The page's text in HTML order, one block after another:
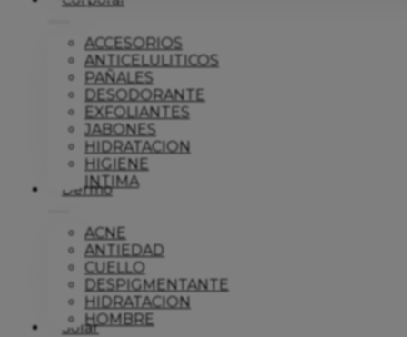
ACCESORIOS
ANTICELULITICOS
PAÑALES
DESODORANTE
EXFOLIANTES
JABONES
HIDRATACION
HIGIENE
INTIMA
Dermo
ACNE
ANTIEDAD
CUELLO
DESPIGMENTANTE
HIDRATACION
HOMBRE
Solar